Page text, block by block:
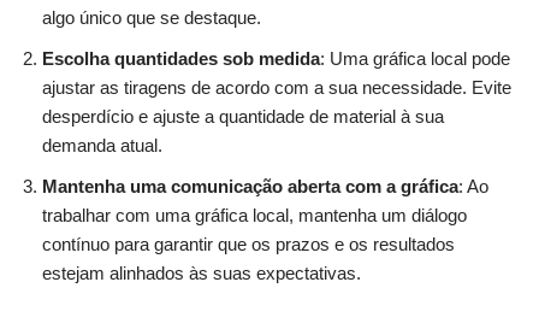
algo único que se destaque.
Escolha quantidades sob medida: Uma gráfica local pode
ajustar as tiragens de acordo com a sua necessidade. Evite
desperdício e ajuste a quantidade de material à sua
demanda atual.
Mantenha uma comunicação aberta com a gráfica: Ao
trabalhar com uma gráfica local, mantenha um diálogo
contínuo para garantir que os prazos e os resultados
estejam alinhados às suas expectativas.